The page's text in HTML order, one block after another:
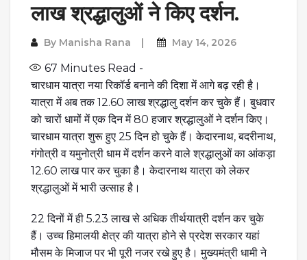
लाख श्रद्धालुओं ने किए दर्शन.
By Manisha Rana May 14, 2026
67 Minutes Read -
चारधाम यात्रा नया रिकॉर्ड बनाने की दिशा में आगे बढ़ रही है।
यात्रा में अब तक 12.60 लाख श्रद्धालु दर्शन कर चुके हैं। बुधवार
को चारों धामों में एक दिन में 80 हजार श्रद्धालुओं ने दर्शन किए।
चारधाम यात्रा शुरू हुए 25 दिन हो चुके हैं। केदारनाथ, बदरीनाथ,
गंगोत्री व यमुनोत्री धाम में दर्शन करने वाले श्रद्धालुओं का आंकड़ा
12.60 लाख पार कर चुका है। केदारनाथ यात्रा को लेकर
श्रद्धालुओं में भारी उत्साह है।
22 दिनों में ही 5.23 लाख से अधिक तीर्थयात्री दर्शन कर चुके
हैं। उच्च हिमालयी क्षेत्र की यात्रा होने से प्रदेश सरकार यहां
मौसम के मिजाज पर भी पूरी नजर रखे हुए है। मुख्यमंत्री धामी ने